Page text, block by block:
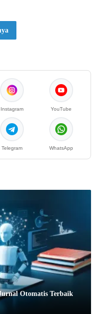
Instagram YouTube
Telegram WhatsApp
Otomatis Terbaik